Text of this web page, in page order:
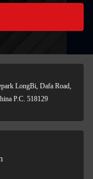
LongBi, Dafa Road,
P.C. 518129